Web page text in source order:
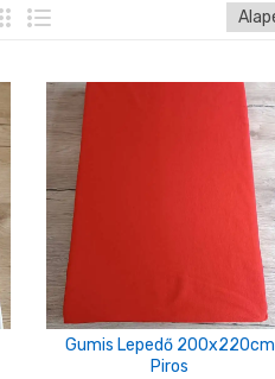
Gumis Lepedő 200x220cm
Piros